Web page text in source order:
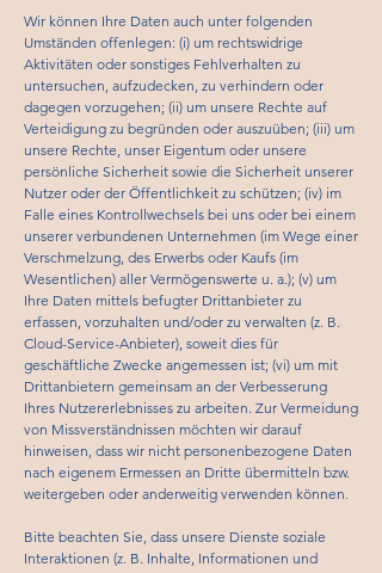
Wir können Ihre Daten auch unter folgenden
Umständen offenlegen: (i) um rechtswidrige
Aktivitäten oder sonstiges Fehlverhalten zu
untersuchen, aufzudecken, zu verhindern oder
dagegen vorzugehen; (ii) um unsere Rechte auf
Verteidigung zu begründen oder auszuüben; (iii) um
unsere Rechte, unser Eigentum oder unsere
persönliche Sicherheit sowie die Sicherheit unserer
Nutzer oder der Öffentlichkeit zu schützen; (iv) im
Falle eines Kontrollwechsels bei uns oder bei einem
unserer verbundenen Unternehmen (im Wege einer
Verschmelzung, des Erwerbs oder Kaufs (im
Wesentlichen) aller Vermögenswerte u. a.); (v) um
Ihre Daten mittels befugter Drittanbieter zu
erfassen, vorzuhalten und/oder zu verwalten (z. B.
Cloud-Service-Anbieter), soweit dies für
geschäftliche Zwecke angemessen ist; (vi) um mit
Drittanbietern gemeinsam an der Verbesserung
Ihres Nutzererlebnisses zu arbeiten. Zur Vermeidung
von Missverständnissen möchten wir darauf
hinweisen, dass wir nicht personenbezogene Daten
nach eigenem Ermessen an Dritte übermitteln bzw.
weitergeben oder anderweitig verwenden können.
Bitte beachten Sie, dass unsere Dienste soziale
Interaktionen (z. B. Inhalte, Informationen und